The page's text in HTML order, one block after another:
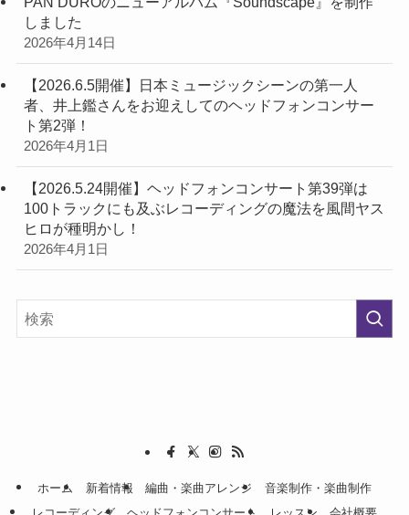
しました
2026年4月14日
【2026.6.5開催】日本ミュージックシーンの第一人
者、井上鑑さんをお迎えしてのヘッドフォンコンサー
ト第2弾！
2026年4月1日
【2026.5.24開催】ヘッドフォンコンサート第39弾は
100トラックにも及ぶレコーディングの魔法を風間ヤス
ヒロが種明かし！
2026年4月1日
ホーム 新着情報 編曲・楽曲アレンジ
音楽制作・楽曲制作